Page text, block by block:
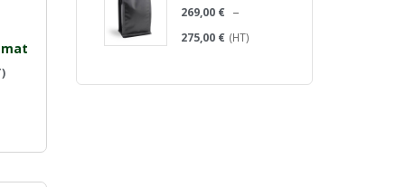
269,00 € –
275,00 € (HT)